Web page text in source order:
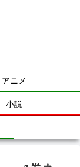
アニメ
小説